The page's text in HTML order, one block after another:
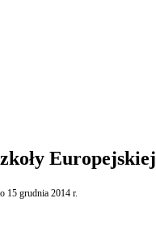
Europejskiej
15 grudnia 2014 r.